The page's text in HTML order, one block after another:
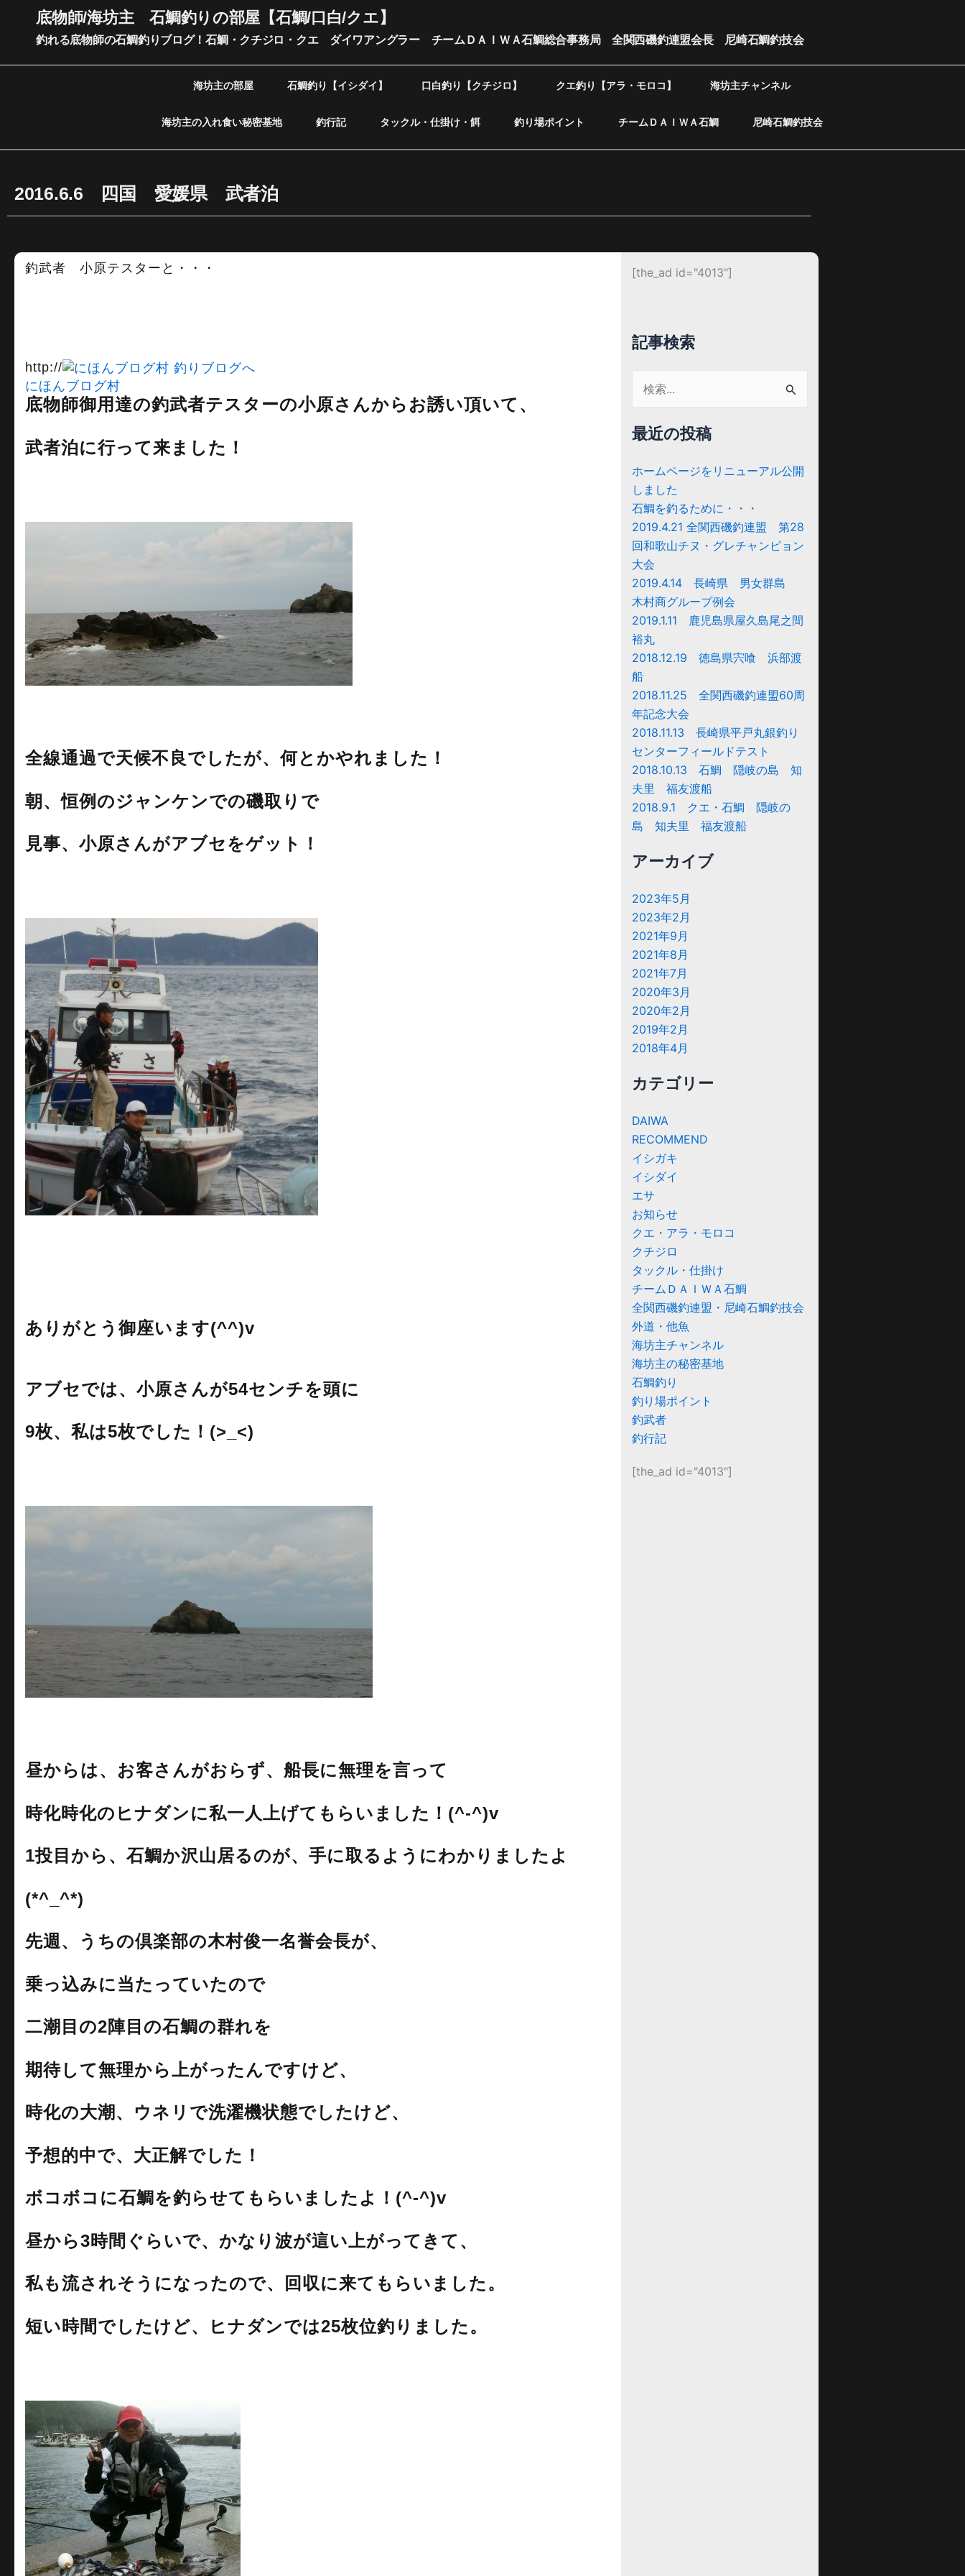
ス
底物師/海坊主 石鯛釣りの部屋【石鯛/口白/クエ】
釣れる底物師の石鯛釣りブログ！石鯛・クチジロ・クエ ダイワアングラー チームＤＡＩＷＡ石鯛総合事務局 全関西磯釣連盟会長 尼崎石鯛釣技会
海坊主の部屋 石鯛釣り【イシダイ】 口白釣り【クチジロ】 クエ釣り【アラ・モロコ】 海坊主チャンネル
海坊主の入れ食い秘密基地 釣行記 タックル・仕掛け・餌 釣り場ポイント チームＤＡＩＷＡ石鯛 尼崎石鯛釣技会
2016.6.6 四国 愛媛県 武者泊
釣武者 小原テスターと・・・
http://
にほんブログ村
底物師御用達の釣武者テスターの小原さんからお誘い頂いて、
武者泊に行って来ました！
全線通過で天候不良でしたが、何とかやれました！
朝、恒例のジャンケンでの磯取りで
見事、小原さんがアブセをゲット！
ありがとう御座います(^^)v
アブセでは、小原さんが54センチを頭に
9枚、私は5枚でした！(>_<)
昼からは、お客さんがおらず、船長に無理を言って
時化時化のヒナダンに私一人上げてもらいました！(^-^)v
1投目から、石鯛か沢山居るのが、手に取るようにわかりましたよ
(*^_^*)
先週、うちの倶楽部の木村俊一名誉会長が、
乗っ込みに当たっていたので
二潮目の2陣目の石鯛の群れを
期待して無理から上がったんですけど、
時化の大潮、ウネリで洗濯機状態でしたけど、
予想的中で、大正解でした！
ボコボコに石鯛を釣らせてもらいましたよ！(^-^)v
昼から3時間ぐらいで、かなり波が這い上がってきて、
私も流されそうになったので、回収に来てもらいました。
短い時間でしたけど、ヒナダンでは25枚位釣りました。
[the_ad id="4013"]
記事検索
索
対
最近の投稿
ホームページをリニューアル公開
しました
石鯛を釣るために・・・
2019.4.21 全関西磯釣連盟 第28
回和歌山チヌ・グレチャンピョン
大会
2019.4.14 長崎県 男女群島
木村商グループ例会
2019.1.11 鹿児島県屋久島尾之間
裕丸
2018.12.19 徳島県宍喰 浜部渡
船
2018.11.25 全関西磯釣連盟60周
年記念大会
2018.11.13 長崎県平戸丸銀釣り
センターフィールドテスト
2018.10.13 石鯛 隠岐の島 知
夫里 福友渡船
2018.9.1 クエ・石鯛 隠岐の
島 知夫里 福友渡船
アーカイブ
2023年5月
2023年2月
2021年9月
2021年8月
2021年7月
2020年3月
2020年2月
2019年2月
2018年4月
カテゴリー
DAIWA
RECOMMEND
イシガキ
イシダイ
エサ
お知らせ
クエ・アラ・モロコ
クチジロ
タックル・仕掛け
チームＤＡＩＷＡ石鯛
全関西磯釣連盟・尼崎石鯛釣技会
外道・他魚
海坊主チャンネル
海坊主の秘密基地
石鯛釣り
釣り場ポイント
釣武者
釣行記
[the_ad id="4013"]